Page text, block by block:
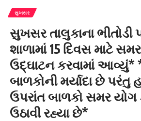
સુખસર
સુખસર તાલુકાના ભીતોડી
શાળામાં 15 દિવસ માટે
ઉદ્ઘાટન કરવામાં આવ્યું*
બાળકોની મર્યાદા છે પરંતુ
ઉપરાંત બાળકો સમર યોગ
ઉઠાવી રહ્યા છે*